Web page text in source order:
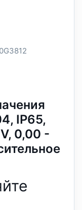
IP65,
0,00 -